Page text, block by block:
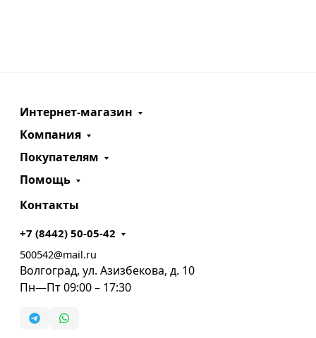
Интернет-магазин
Компания
Покупателям
Помощь
Контакты
+7 (8442) 50-05-42
500542@mail.ru
Волгоград, ул. Азизбекова, д. 10
Пн—Пт 09:00 – 17:30